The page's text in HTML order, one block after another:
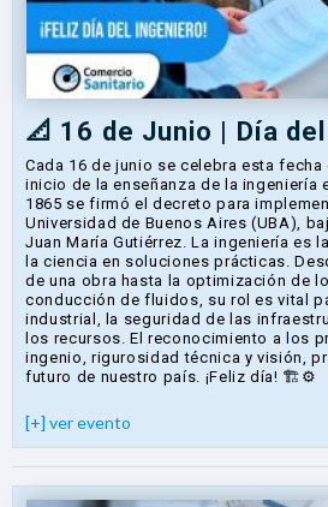
📐 16 de Junio | Día
Cada 16 de junio se celebra esta
inicio de la enseñanza de la ingeniería
1865 se firmó el decreto para
Universidad de Buenos Aires (UBA),
Juan María Gutiérrez. La ingeniería es
la ciencia en soluciones prácticas.
de una obra hasta la optimización de
conducción de fluidos, su rol es vital
industrial, la seguridad de las
los recursos. El reconocimiento a los
ingenio, rigurosidad técnica y visión,
futuro de nuestro país. ¡Feliz día! 🏗️⚙️
[+] ver evento